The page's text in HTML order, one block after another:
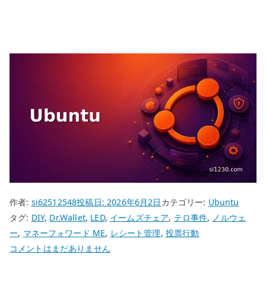
作者: si62512548投稿日:2026年6月2日 カテゴリー: Ubuntu
タグ: DIY, Dr.Wallet, LED, イームズチェア, テロ事件, ノルウェ
ー, マネーフォワード ME, レシート管理, 投票行動
Ubuntu
コメントはまだありません